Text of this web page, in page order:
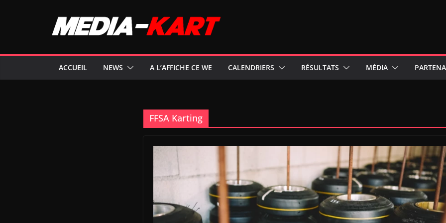
ACCUEIL NEWS A L’AFFICHE CE WE CALENDRIERS RÉSULTATS MÉDIA
FFSA Karting